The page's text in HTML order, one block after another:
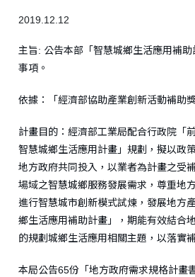
2019.12.12
主旨: 公告本部「智慧城鄉生活應用補
事項。
依據：「經濟部協助產業創新活動補助
計畫目的：經濟部工業局配合行政院「
智慧城鄉生活應用計畫」規劃，擬以政
地方政府共同投入，以業者為計畫之受
場域之智慧城鄉服務發展需求，尊重地
進行智慧城市創新模式試煉，發展地方
鄉生活應用補助計畫」，期能有效結合
的規劃城鄉生活應用相關主題，以落實
本局公告65份「地方政府需求規格計畫